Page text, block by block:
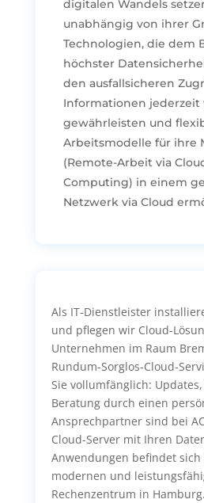
digitalen Wandels
unabhängig von ihrer
Technologien, die dem
höchster
den ausfallsicheren
Informationen jederzeit
gewährleisten und
Arbeitsmodelle für ihre
(Remote-Arbeit via
Computing) in einem
Netzwerk via Cloud
Als IT-Dienstleister
und pflegen wir Cloud-
Unternehmen im Raum
Rundum-Sorglos-Cloud-
Sie vollumfänglich:
Beratung durch einen
Ansprechpartner sind bei
Cloud-Server mit Ihren
Anwendungen befindet
modernen und
Rechenzentrum in